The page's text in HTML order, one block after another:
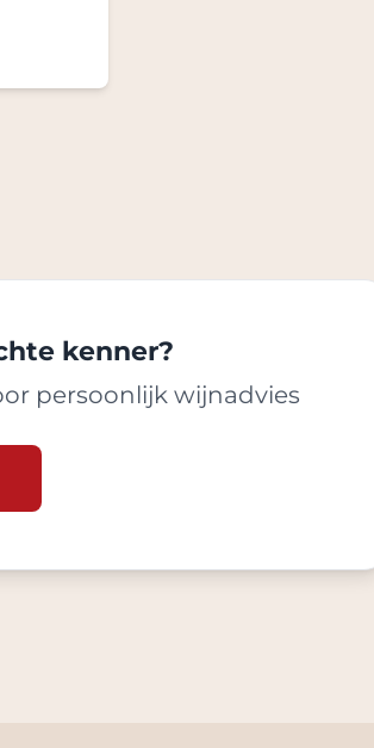
kenner?
persoonlijk wijnadvies